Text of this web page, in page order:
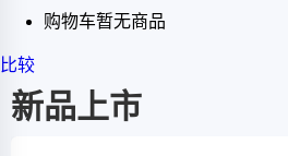
购物车暂无商品
比较
新品上市